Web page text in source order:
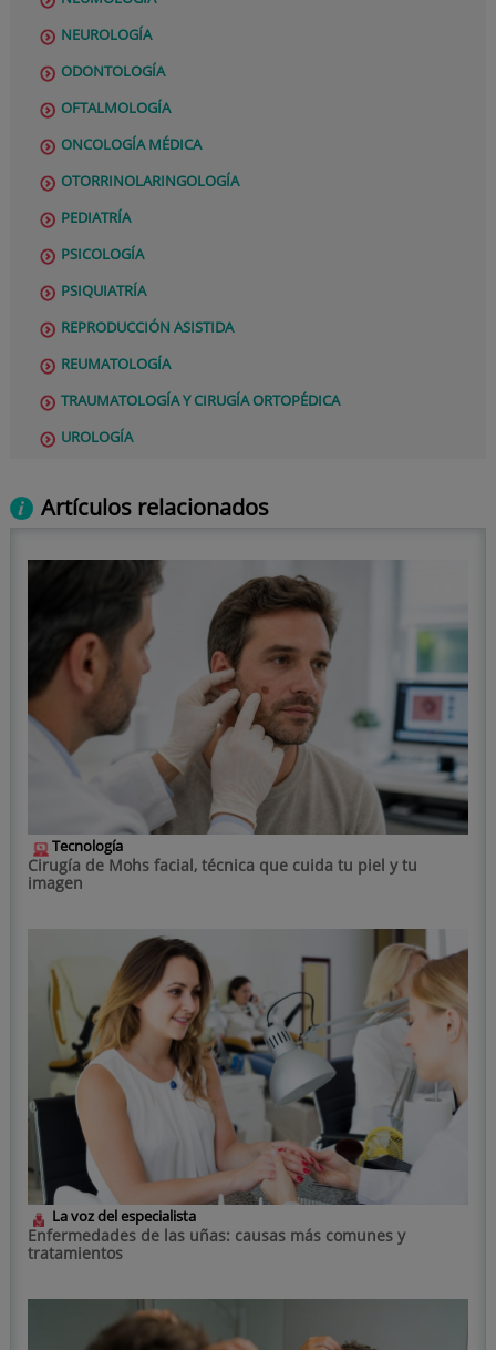
NEUROLOGÍA
ODONTOLOGÍA
OFTALMOLOGÍA
ONCOLOGÍA MÉDICA
OTORRINOLARINGOLOGÍA
PEDIATRÍA
PSICOLOGÍA
PSIQUIATRÍA
REPRODUCCIÓN ASISTIDA
REUMATOLOGÍA
TRAUMATOLOGÍA Y CIRUGÍA ORTOPÉDICA
UROLOGÍA
Artículos relacionados
Tecnología
Cirugía de Mohs facial, técnica que cuida tu piel y tu
imagen
La voz del especialista
Enfermedades de las uñas: causas más comunes y
tratamientos